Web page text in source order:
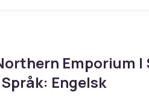
Emporium
Engelsk